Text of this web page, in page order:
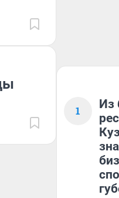
1
Из